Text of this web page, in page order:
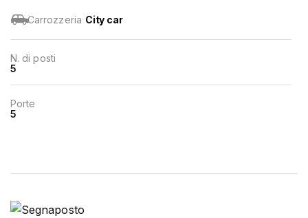
Carrozzeria City car
N. di posti
5
Porte
5